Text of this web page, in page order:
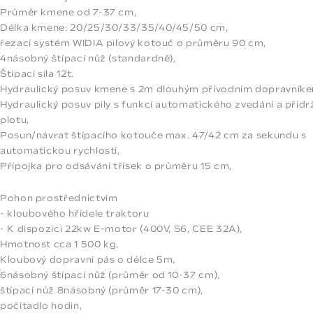
Průměr kmene od 7-37 cm,
Délka kmene: 20/25/30/33/35/40/45/50 cm,
řezací systém WIDIA pilový kotouč o průměru 90 cm,
4násobný štípací nůž (standardně),
Štípací síla 12t.
Hydraulický posuv kmene s 2m dlouhým přívodním
Hydraulický posuv pily s funkcí automatického zvedání a
plotu,
Posun/návrat štípacího kotouče max. 47/42 cm za sekundu s
automatickou rychlostí,
Přípojka pro odsávání třísek o průměru 15 cm,
Pohon prostřednictvím
- kloubového hřídele traktoru
- K dispozici 22kw E-motor (400V, S6, CEE 32A),
Hmotnost cca 1 500 kg,
Kloubový dopravní pás o délce 5m,
6násobný štípací nůž (průměr od 10-37 cm),
štípací nůž 8násobný (průměr 17-30 cm),
počítadlo hodin,